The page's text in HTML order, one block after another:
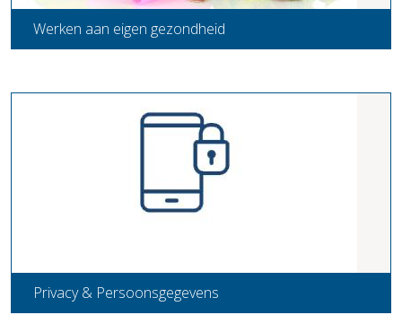
Werken aan eigen gezondheid
Privacy & Persoonsgegevens